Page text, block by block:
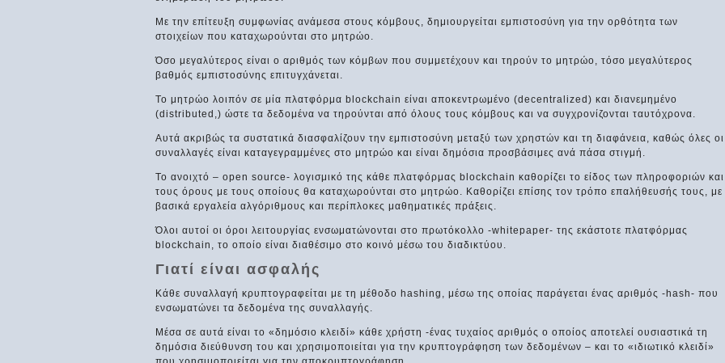
Με την επίτευξη συμφωνίας ανάμεσα στους κόμβους, δημιουργείται εμπιστοσύνη για την ορθότητα των
στοιχείων που καταχωρούνται στο μητρώο.
Όσο μεγαλύτερος είναι ο αριθμός των κόμβων που συμμετέχουν και τηρούν το μητρώο, τόσο μεγαλύτερος
βαθμός εμπιστοσύνης επιτυγχάνεται.
Το μητρώο λοιπόν σε μία πλατφόρμα blockchain είναι αποκεντρωμένο (decentralized) και διανεμημένο
(distributed,) ώστε τα δεδομένα να τηρούνται από όλους τους κόμβους και να συγχρονίζονται ταυτόχρονα.
Αυτά ακριβώς τα συστατικά διασφαλίζουν την εμπιστοσύνη μεταξύ των χρηστών και τη διαφάνεια, καθώς όλες οι
συναλλαγές είναι καταγεγραμμένες στο μητρώο και είναι δημόσια προσβάσιμες ανά πάσα στιγμή.
Το ανοιχτό – open source- λογισμικό της κάθε πλατφόρμας blockchain καθορίζει το είδος των πληροφοριών και
τους όρους με τους οποίους θα καταχωρούνται στο μητρώο. Καθορίζει επίσης τον τρόπο επαλήθευσής τους, με
βασικά εργαλεία αλγόριθμους και περίπλοκες μαθηματικές πράξεις.
Όλοι αυτοί οι όροι λειτουργίας ενσωματώνονται στο πρωτόκολλο -whitepaper- της εκάστοτε πλατφόρμας
blockchain, το οποίο είναι διαθέσιμο στο κοινό μέσω του διαδικτύου.
Γιατί είναι ασφαλής
Κάθε συναλλαγή κρυπτογραφείται με τη μέθοδο hashing, μέσω της οποίας παράγεται ένας αριθμός -hash- που
ενσωματώνει τα δεδομένα της συναλλαγής.
Μέσα σε αυτά είναι το «δημόσιο κλειδί» κάθε χρήστη -ένας τυχαίος αριθμός ο οποίος αποτελεί ουσιαστικά τη
δημόσια διεύθυνση του και χρησιμοποιείται για την κρυπτογράφηση των δεδομένων – και το «ιδιωτικό κλειδί»